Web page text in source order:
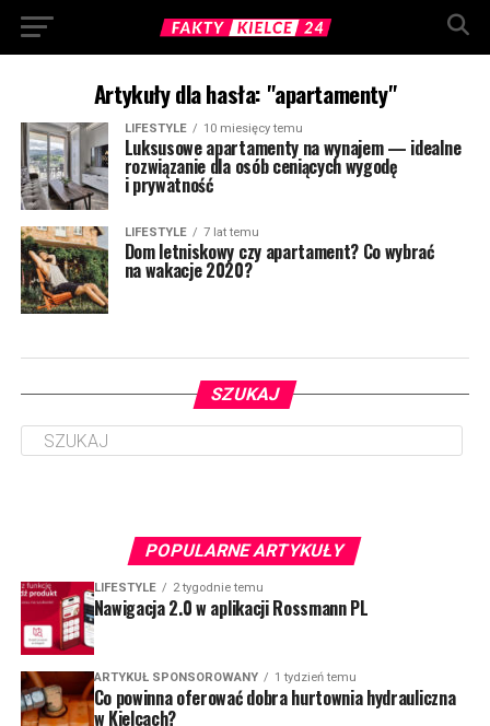
Artykuły dla hasła: "apartamenty"
LIFESTYLE 10 miesięcy temu
Luksusowe apartamenty na wynajem — idealne
rozwiązanie dla osób ceniących wygodę
i prywatność
LIFESTYLE 7 lat temu
Dom letniskowy czy apartament? Co wybrać
na wakacje 2020?
SZUKAJ
POPULARNE ARTYKUŁY
LIFESTYLE 2 tygodnie temu
Nawigacja 2.0 w aplikacji Rossmann PL
ARTYKUŁ SPONSOROWANY 1 tydzień temu
Co powinna oferować dobra hurtownia hydrauliczna
w Kielcach?